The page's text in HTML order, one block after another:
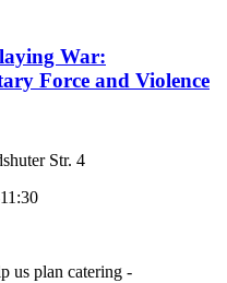
War:
Force and Violence
Str. 4
us plan catering -